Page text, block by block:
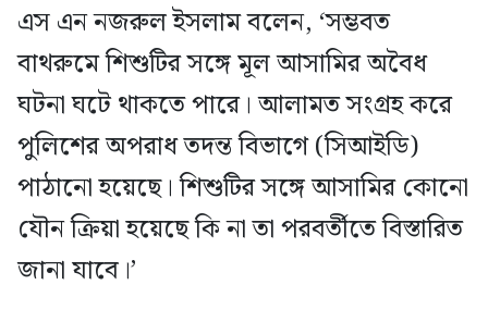
এস এন নজরুল ইসলাম বলেন, ‘সম্ভবত
বাথরুমে শিশুটির সঙ্গে মূল আসামির অবৈধ
ঘটনা ঘটে থাকতে পারে। আলামত সংগ্রহ করে
পুলিশের অপরাধ তদন্ত বিভাগে (সিআইডি)
পাঠানো হয়েছে। শিশুটির সঙ্গে আসামির কোনো
যৌন ক্রিয়া হয়েছে কি না তা পরবর্তীতে বিস্তারিত
জানা যাবে।’